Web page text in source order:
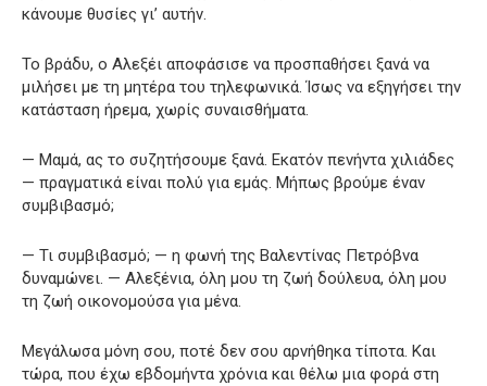
κάνουμε θυσίες γι’ αυτήν.
Το βράδυ, ο Αλεξέι αποφάσισε να προσπαθήσει ξανά να
μιλήσει με τη μητέρα του τηλεφωνικά. Ίσως να εξηγήσει την
κατάσταση ήρεμα, χωρίς συναισθήματα.
— Μαμά, ας το συζητήσουμε ξανά. Εκατόν πενήντα χιλιάδες
— πραγματικά είναι πολύ για εμάς. Μήπως βρούμε έναν
συμβιβασμό;
— Τι συμβιβασμό; — η φωνή της Βαλεντίνας Πετρόβνα
δυναμώνει. — Αλεξένια, όλη μου τη ζωή δούλευα, όλη μου
τη ζωή οικονομούσα για μένα.
Μεγάλωσα μόνη σου, ποτέ δεν σου αρνήθηκα τίποτα. Και
τώρα, που έχω εβδομήντα χρόνια και θέλω μια φορά στη